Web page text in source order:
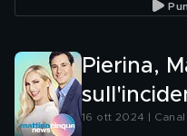
Pierina,
16 ott 2024 |